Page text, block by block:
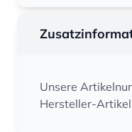
Unsere
Hersteller-